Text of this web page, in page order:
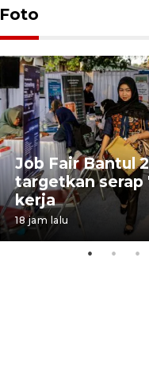
Foto
Job Fair Bantul
targetkan serap
kerja
18 jam lalu